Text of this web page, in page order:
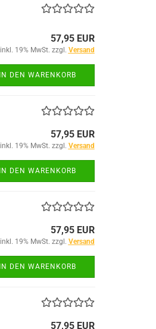
57,95 EUR
inkl. 19% MwSt. zzgl. Versand
IN DEN WARENKORB
57,95 EUR
inkl. 19% MwSt. zzgl. Versand
IN DEN WARENKORB
57,95 EUR
inkl. 19% MwSt. zzgl. Versand
IN DEN WARENKORB
57,95 EUR